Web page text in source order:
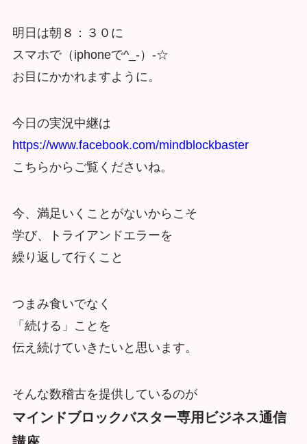
明日は朝８：３０に
スマホで（iphoneで^_-）-☆
お目にかかれますように。
今日の実況中継は
https://www.facebook.com/mindblockbaster
こちらからご覧くださいね。
今、満足いくことがないからこそ
学び、トライアンドエラーを
繰り返して行くこと
つまみ食いでなく
「続ける」ことを
伝え続けていきたいと思います。
そんな数稽古を提供しているのが
マインドブロックバスター専用ビジネス通信